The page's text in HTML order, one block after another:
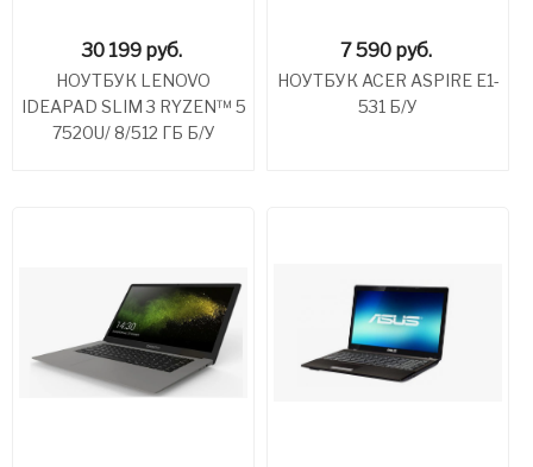
30 199 руб.
НОУТБУК LENOVO
IDEAPAD SLIM 3 RYZEN™ 5
7520U/ 8/512 ГБ Б/У
7 590 руб.
НОУТБУК ACER ASPIRE E1-
531 Б/У